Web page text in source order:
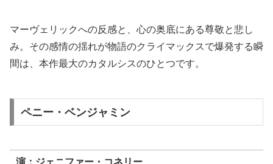
マーヴェリックへの反感と、心の奥底にある尊敬と悲し
み。その感情の揺れが物語のクライマックスで爆発する瞬
間は、本作最大のカタルシスのひとつです。
ペニー・ベンジャミン